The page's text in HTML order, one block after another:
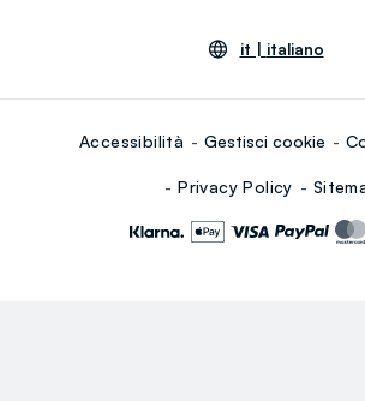
it | italiano
Accessibilità Gestisci cookie
Privacy Policy